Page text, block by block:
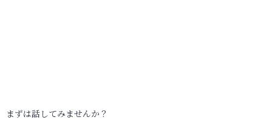
まずは話してみませんか？